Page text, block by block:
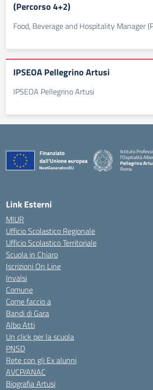
(Percorso 4+2)
Food, Beverage and Hospitality Manager
IPSEOA Pellegrino Artusi
IPSEOA Pellegrino Artusi
Istituto
l'Ospitalità
Pellegrino
Roma
Link Esterni
MIUR
Ufficio Scolastico Regionale
Ufficio Scolastico Territoriale
Scuola in Chiaro
Iscrizioni On Line
Invalsi
Comune
Come faccio a
Bandi di Gara
Albo Atti
Un click per la scuola
PNSD
Rete con gli Ex alunni
AVCP/ANAC
Biografia Artusi